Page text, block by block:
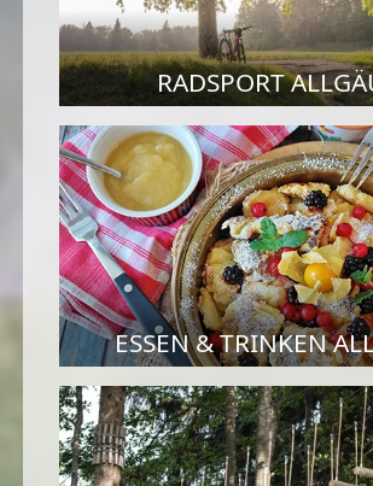
RADSPORT
ESSEN & TRINKEN